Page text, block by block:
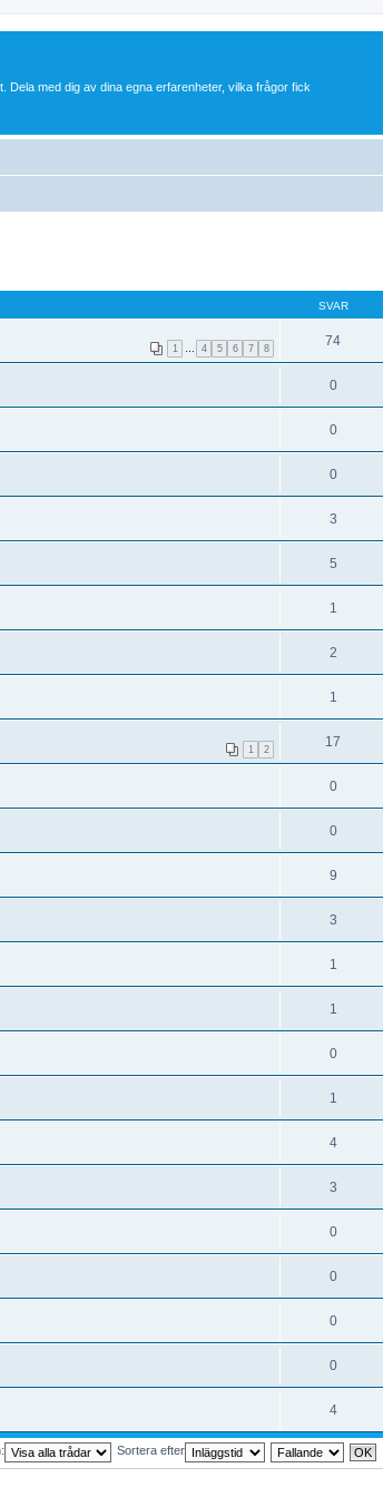
Dela med dig av dina egna erfarenheter, vilka frågor fick
SVAR
1 4 5 6 7 8 74
0
0
0
3
5
1
2
1
1 2 17
0
0
9
3
1
1
0
1
4
3
0
0
0
0
4
Sortera efter